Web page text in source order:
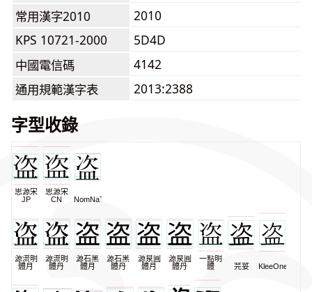
常用漢字2010
2010
KPS 10721-2000
5D4D
中國電信碼
4142
通用規範漢字表
2013:2388
字型收錄
思源宋
JP
思源宋
CN
NomNaTong
源流明
體月
源流明
體丹
源石黑
體月
源石黑
體丹
源泉圓
體月
源泉圓
體丹
一點明
體
芫荽 KleeOne